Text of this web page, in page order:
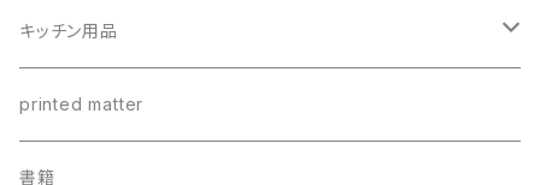
油
ビネガー・バルサミコ類
パスタ
瓶詰め
カレー
キッチン用品
ステンレスカップ
ちょっと長いレンゲ
printed matter
書籍